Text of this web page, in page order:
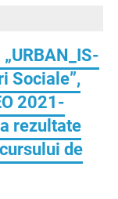
Sociale”,
2021-
rezultate
de